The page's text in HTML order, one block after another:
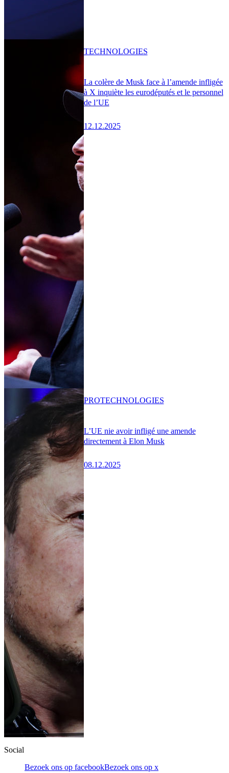
La colère de Musk face à l’amende infligée
à X inquiète les eurodéputés et le personnel
de l’UE
12.12.2025
TECHNOLOGIES
L’UE nie avoir infligé une amende
directement à Elon Musk
08.12.2025
PROTECHNOLOGIES
Social
Bezoek ons op facebookBezoek ons op x